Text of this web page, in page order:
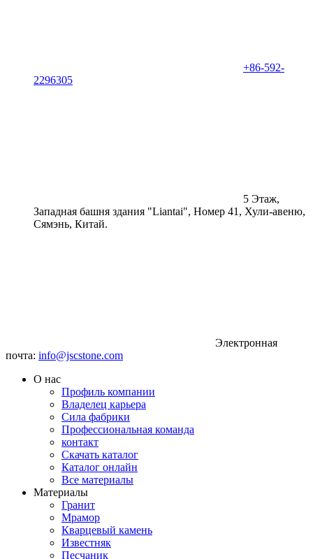
+86-592-
2296305
5 Этаж,
Западная башня здания "Liantai", Номер 41, Хули-авеню,
Сямэнь, Китай.
Электронная
почта: info@jscstone.com
О нас
Профиль компании
Владелец карьера
Сила фабрики
Профессиональная команда
контакт
Скачать каталог
Каталог онлайн
Все материалы
Материалы
Гранит
Мрамор
Кварцевый камень
Известняк
Песчаник